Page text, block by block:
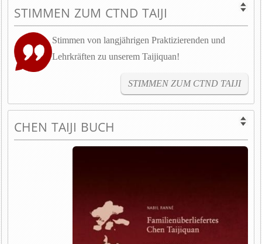
STIMMEN ZUM CTND TAIJI
Stimmen von langjährigen Praktizierenden und
Lehrkräften zu unserem Taijiquan!
STIMMEN ZUM CTND TAIJI
CHEN TAIJI BUCH